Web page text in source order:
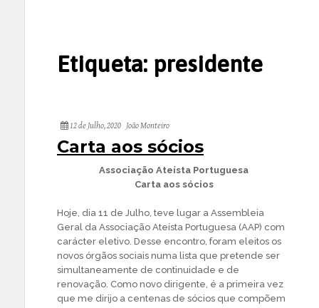
Etiqueta: presidente
12 de Julho, 2020 João Monteiro
Carta aos sócios
Associação Ateísta Portuguesa
Carta aos sócios
Hoje, dia 11 de Julho, teve lugar a Assembleia
Geral da Associação Ateísta Portuguesa (AAP) com
carácter eletivo. Desse encontro, foram eleitos os
novos órgãos sociais numa lista que pretende ser
simultaneamente de continuidade e de
renovação. Como novo dirigente, é a primeira vez
que me dirijo a centenas de sócios que compõem